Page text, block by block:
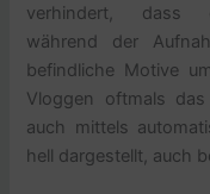
verhindert, dass
während der
befindliche Motive
Vloggen oftmals
auch mittels
hell dargestellt, auch